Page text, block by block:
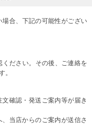
合、下記の可能性がござい
ださい。その後、ご連絡を
。
確認・発送ご案内等が届き
当店からのご案内が送信さ